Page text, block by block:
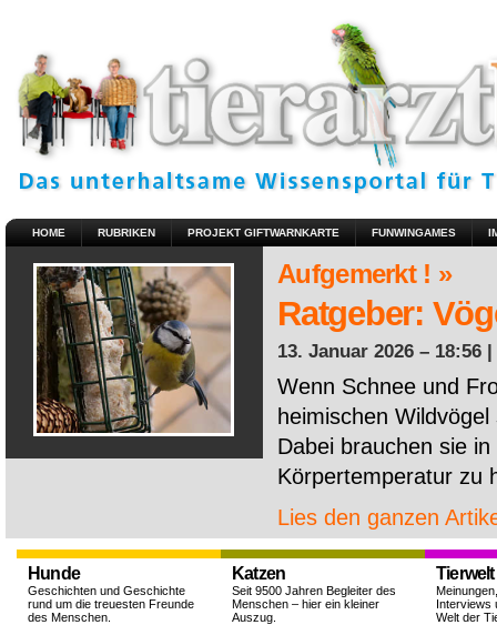
HOME RUBRIKEN PROJEKT GIFTWARNKARTE FUNWINGAMES
Aufgemerkt ! »
Ratgeber:
13. Januar 2026 – 18:56 |
Wenn Schnee und
heimischen
Dabei brauchen sie
Körpertemperatur zu
Lies den ganzen
Hunde
Geschichten und Geschichte
rund um die treuesten Freunde
des Menschen.
Katzen
Seit 9500 Jahren Begleiter des
Menschen – hier ein kleiner
Auszug.
Tierwelt
Interviews
Welt der